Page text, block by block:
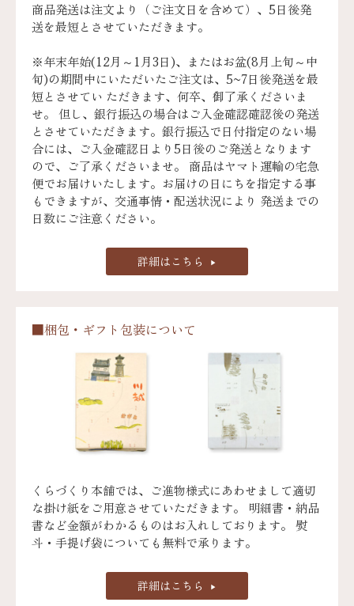
商品発送は注文より（ご注文日を含めて）、5日後発
送を最短とさせていただきます。
※年末年始(12月～1月3日)、またはお盆(8月上旬～中
旬)の期間中にいただいたご注文は、5~7日後発送を最
短とさせてい ただきます、何卒、御了承くださいま
せ。 但し、銀行振込の場合はご入金確認確認後の発送
とさせていただきます。銀行振込で日付指定のない場
合には、ご入金確認日より5日後のご発送となります
ので、ご了承くださいませ。 商品はヤマト運輸の宅急
便でお届けいたします。お届けの日にちを指定する事
もできますが、交通事情・配送状況により 発送までの
日数にご注意ください。
詳細はこちら
■梱包・ギフト包装について
くらづくり本舗では、ご進物様式にあわせまして適切
な掛け紙をご用意させていただきます。 明細書・納品
書など金額がわかるものはお入れしております。 熨
斗・手提げ袋についても無料で承ります。
詳細はこちら